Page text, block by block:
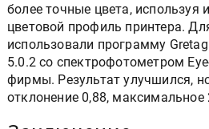
более точные цвета, используя
цветовой профиль принтера.
использовали программу
5.0.2 со спектрофотометром
фирмы. Результат улучшился,
отклонение 0,88, максимальное